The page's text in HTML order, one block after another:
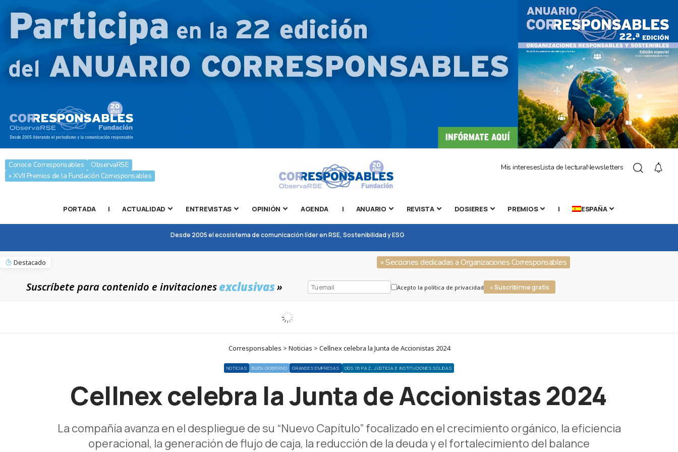
Conoce Corresponsables
ObservaRSE
» XVII Premios de la Fundación Corresponsables
Mis interesesLista de lecturaNewsletters
PORTADA | ACTUALIDAD ENTREVISTAS OPINIÓN AGENDA | ANUARIO REVISTA DOSIERES PREMIOS | ESPAÑA
Desde 2005 el ecosistema de comunicación líder en RSE, Sostenibilidad y ESG
Destacado » Secciones dedicadas a Organizaciones Corresponsables
Suscríbete para contenido e invitacionesexclusivas» Acepto la política de privacidad » Suscribirme gratis
Corresponsables > Noticias > Cellnex celebra la Junta de Accionistas 2024
NOTICIAS BUEN GOBIERNO GRANDES EMPRESAS ODS 16 PAZ, JUSTICIA E INSTITUCIONES SÓLIDAS
Cellnex celebra la Junta de Accionistas 2024
La compañía avanza en el despliegue de su “Nuevo Capítulo” focalizado en el crecimiento orgánico, la eficiencia
operacional, la generación de flujo de caja, la reducción de la deuda y el fortalecimiento del balance